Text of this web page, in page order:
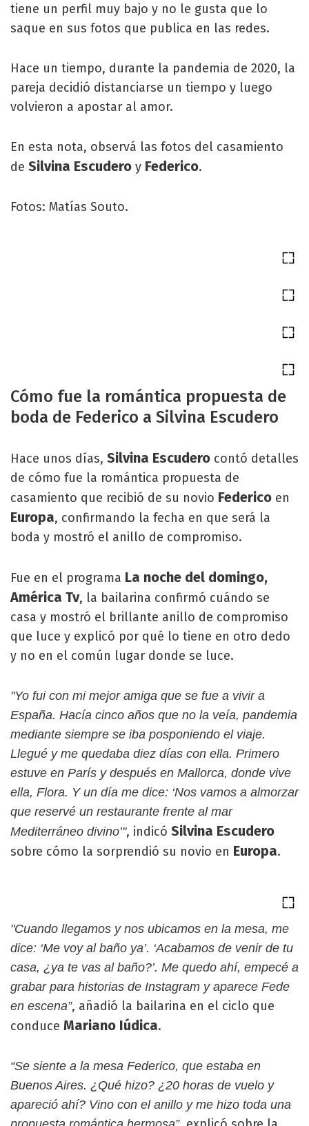
tiene un perfil muy bajo y no le gusta que lo
saque en sus fotos que publica en las redes.
Hace un tiempo, durante la pandemia de 2020, la
pareja decidió distanciarse un tiempo y luego
volvieron a apostar al amor.
En esta nota, observá las fotos del casamiento
de Silvina Escudero y Federico.
Fotos: Matías Souto.
Cómo fue la romántica propuesta de
boda de Federico a Silvina Escudero
Hace unos días, Silvina Escudero contó detalles
de cómo fue la romántica propuesta de
casamiento que recibió de su novio Federico en
Europa, confirmando la fecha en que será la
boda y mostró el anillo de compromiso.
Fue en el programa La noche del domingo,
América Tv, la bailarina confirmó cuándo se
casa y mostró el brillante anillo de compromiso
que luce y explicó por qué lo tiene en otro dedo
y no en el común lugar donde se luce.
"Yo fui con mi mejor amiga que se fue a vivir a
España. Hacía cinco años que no la veía, pandemia
mediante siempre se iba posponiendo el viaje.
Llegué y me quedaba diez días con ella. Primero
estuve en París y después en Mallorca, donde vive
ella, Flora. Y un día me dice: ‘Nos vamos a almorzar
que reservé un restaurante frente al mar
Mediterráneo divino’", indicó Silvina Escudero
sobre cómo la sorprendió su novio en Europa.
"Cuando llegamos y nos ubicamos en la mesa, me
dice: ‘Me voy al baño ya’. ‘Acabamos de venir de tu
casa, ¿ya te vas al baño?’. Me quedo ahí, empecé a
grabar para historias de Instagram y aparece Fede
en escena”, añadió la bailarina en el ciclo que
conduce Mariano Iúdica.
“Se siente a la mesa Federico, que estaba en
Buenos Aires. ¿Qué hizo? ¿20 horas de vuelo y
apareció ahí? Vino con el anillo y me hizo toda una